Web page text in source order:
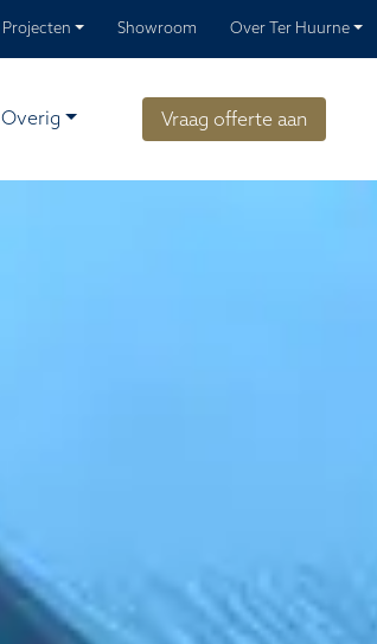
Projecten Showroom Over Ter Huurne
Overig Vraag offerte aan